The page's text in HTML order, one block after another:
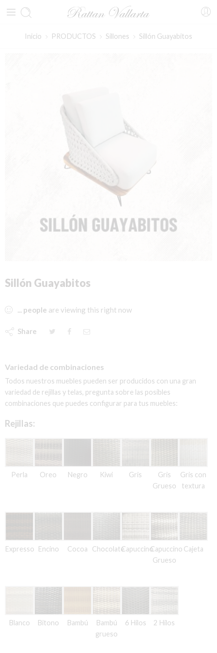
Inicio PRODUCTOS Sillones Sillón Guayabitos
Sillón Guayabitos
... people are viewing this right now
Share
Variedad de combinaciones
Todos nuestros muebles pueden ser producidos con una gran
variedad de rejillas y telas, pregunta sobre las posibles
combinaciones que puedes configurar para tus muebles:
Rejillas:
Perla Oreo Negro Kiwi Gris
Gris
Grueso
Gris con
textura
Expresso Encino Cocoa ChocolateCapuccinoCapuccino
Grueso
Cajeta
Blanco Bitono Bambú
Bambú
grueso
6 Hilos 2 Hilos